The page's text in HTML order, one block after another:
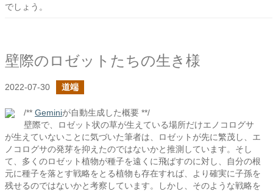
でしょう。
壁際のロゼットたちの生き様
2022-07-30 道端
/** Geminiが自動生成した概要 **/
壁際で、ロゼット状の草が生えている場所だけエノコログサ
が生えていないことに気づいた筆者は、ロゼットが先に繁茂し、エ
ノコログサの発芽を抑えたのではないかと推測しています。そし
て、多くのロゼット植物が種子を遠くに飛ばすのに対し、自分の根
元に種子を落とす戦略をとる植物も存在すれば、より確実に子孫を
残せるのではないかと考察しています。しかし、そのような戦略を